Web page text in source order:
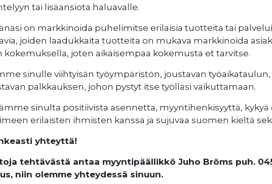
tai lisäansiota haluavalle.
on markkinoida puhelimitse erilaisia tuotteita tai
joiden laadukkaita tuotteita on mukava markkinoida
kokemuksella, joten aikaisempaa kokemusta et tarvitse.
sinulle viihtyisän työympäristön, joustavan työaikataulun,
palkkauksen, johon pystyt itse työlläsi vaikuttamaan.
sinulta positiivista asennetta, myyntihenkisyyttä, kykyä
erilaisten ihmisten kanssa ja sujuvaa suomen kieltä
yhteyttä!
tehtävästä antaa myyntipäällikkö Juho Bröms puh.
niin olemme yhteydessä sinuun.